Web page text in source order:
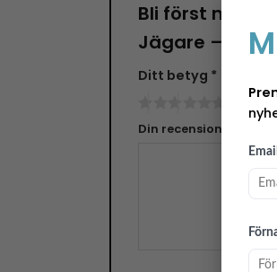
Email
Bli först med
Jägare –
Ditt betyg *
Din recension